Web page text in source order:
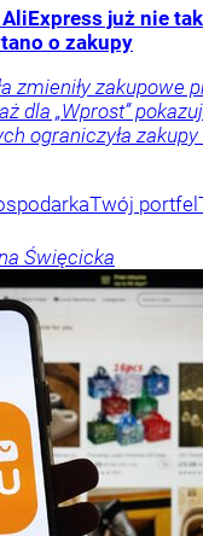
już nie
o zakupy
zmieniły zakupowe
dla „Wprost”
ograniczyła
Twój portfel
Święcicka